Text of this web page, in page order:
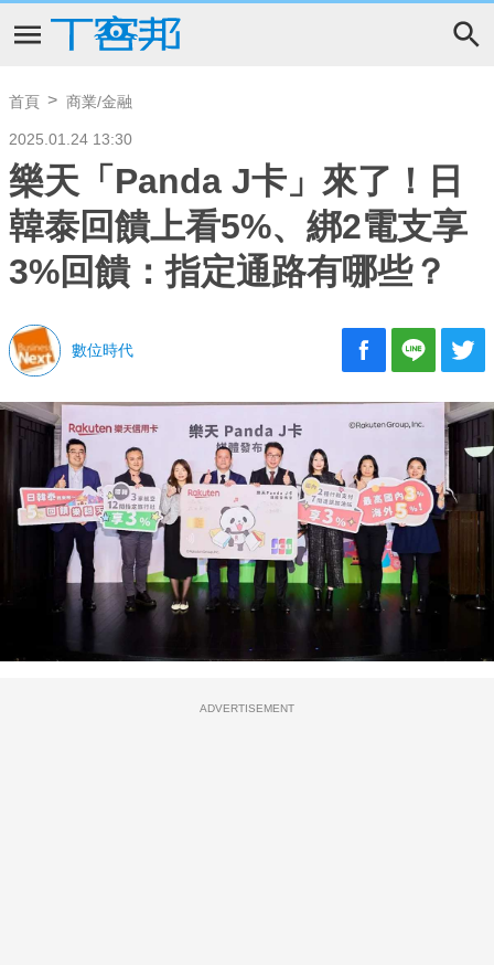
首頁 商業/金融
2025.01.24 13:30
樂天「Panda J卡」來了！日
韓泰回饋上看5%、綁2電支享
3%回饋：指定通路有哪些？
數位時代
ADVERTISEMENT